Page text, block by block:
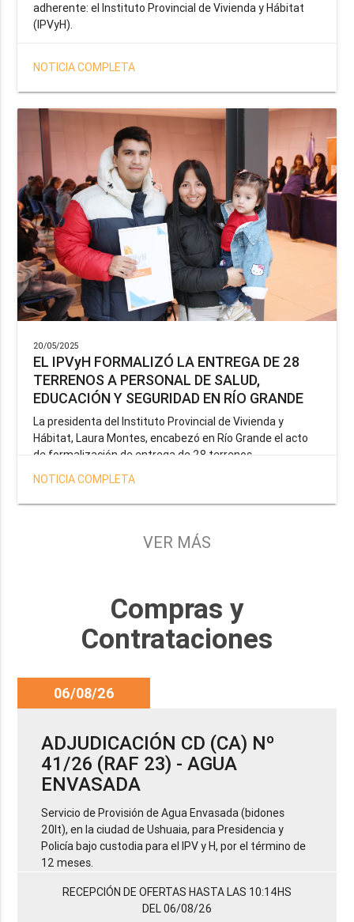
adherente: el Instituto Provincial de Vivienda y Hábitat
(IPVyH).
NOTICIA COMPLETA
20/05/2025
EL IPVyH FORMALIZÓ LA ENTREGA DE 28
TERRENOS A PERSONAL DE SALUD,
EDUCACIÓN Y SEGURIDAD EN RÍO GRANDE
La presidenta del Instituto Provincial de Vivienda y
Hábitat, Laura Montes, encabezó en Río Grande el acto
de formalización de entrega de 28 terrenos
correspondientes a la operatoria especial anunciada por
el Gobernador Gustavo Melella, la cual tiene como
objetivo brindar una solución habitacional a docentes,
Provincia y del Servicio Penitenciario.
NOTICIA COMPLETA
VER MÁS
Compras y
Contrataciones
06/08/26
ADJUDICACIÓN CD (CA) Nº
41/26 (RAF 23) - AGUA
ENVASADA
Servicio de Provisión de Agua Envasada (bidones
20lt), en la ciudad de Ushuaia, para Presidencia y
Policía bajo custodia para el IPV y H, por el término de
12 meses.
RECEPCIÓN DE OFERTAS HASTA LAS 10:14HS
DEL 06/08/26